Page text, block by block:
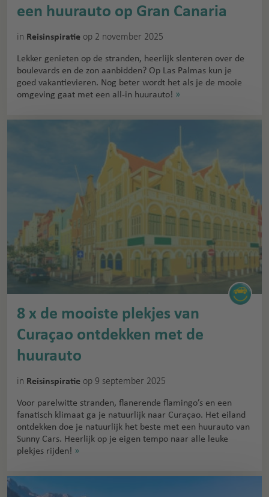
een huurauto op Gran Canaria
in Reisinspiratie op 2 november 2025
Lekker genieten op de stranden, heerlijk slenteren over de
boulevards en de zon aanbidden? Op Las Palmas kun je
goed vakantievieren. Nog beter wordt het als je de mooie
omgeving gaat met een all-in huurauto! »
8 x de mooiste plekjes van
Curaçao ontdekken met de
huurauto
in Reisinspiratie op 9 september 2025
Voor parelwitte stranden, flanerende flamingo’s en een
fanatisch klimaat ga je natuurlijk naar Curaçao. Het eiland
ontdekken doe je natuurlijk het beste met een huurauto van
Sunny Cars. Heerlijk op je eigen tempo naar alle leuke
plekjes rijden! »